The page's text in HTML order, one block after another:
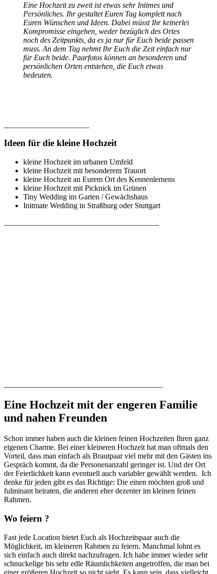
Eine Hochzeit zu zweit ist etwas sehr Intimes und
Persönliches. Ihr gestaltet Euren Tag komplett nach
Euren Wünschen und Ideen. Dabei müsst Ihr keinerlei
Kompromisse eingehen, weder bezüglich des Ortes
noch des Zeitpunkts, da es ja nur für Euch beide passen
muss. An dem Tag nehmt Ihr Euch die Zeit einfach nur
für Euch beide. Paarfotos können an besonderen und
persönlichen Orten entstehen, die Euch etwas
bedeuten.
Ideen für die kleine Hochzeit
kleine Hochzeit im urbanen Umfeld
kleine Hochzeit mit besonderem Trauort
kleine Hochzeit an Eurem Ort des Kennenlernens
kleine Hochzeit mit Picknick im Grünen
Tiny Wedding im Garten / Gewächshaus
Initmate Wedding in Straßburg oder Stuttgart
Eine Hochzeit mit der engeren Familie
und nahen Freunden
Schon immer haben auch die kleinen feinen Hochzeiten Ihren ganz
eigenen Charme. Bei einer kleineren Hochzeit hat man oftmals den
Vorteil, dass man einfach als Brautpaar viel mehr mit den Gästen ins
Gespräch kommt, da die Personenanzahl geringer ist. Und der Ort
der Feierlichkeit kann eventuell auch variabler gewählt werden. Ich
denke für jeden gibt es das Richtige: Die einen möchten groß und
fulminant heiraten, die anderen eher dezenter im kleinen feinen
Rahmen.
Wo feiern ?
Fast jede Location bietet Euch als Hochzeitspaar auch die
Möglichkeit, im kleineren Rahmen zu feiern. Manchmal lohnt es
sich einfach auch direkt nachzufragen. Ich habe immer wieder sehr
schnuckelige bis sehr edle Räumlichkeiten angetroffen, die man bei
einer größeren Hochzeit so nicht sieht. Es kann sein, dass vielleicht